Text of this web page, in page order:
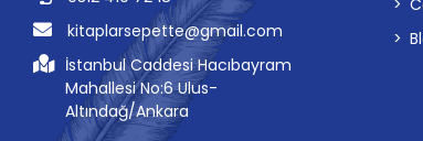
kitaplarsepette@gmail.com
İstanbul Caddesi Hacıbayram
Mahallesi No:6 Ulus-
Altındağ/Ankara